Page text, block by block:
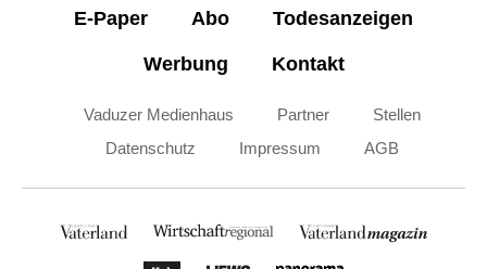
E-Paper Abo Todesanzeigen
Werbung Kontakt
Vaduzer Medienhaus Partner
Stellen
Datenschutz
Impressum AGB